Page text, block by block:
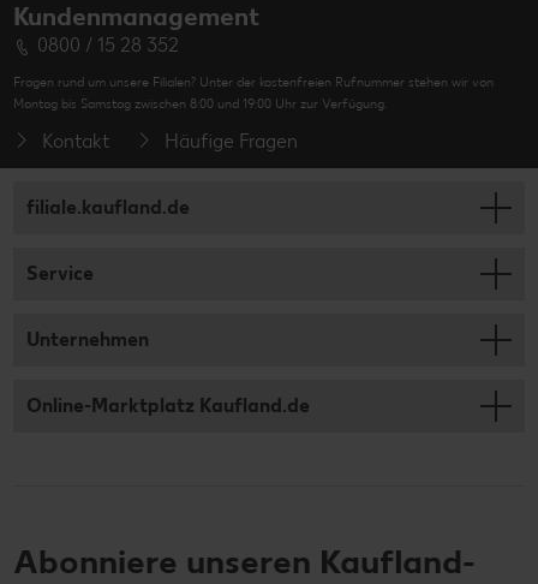
Kundenmanagement
0800 / 15 28 352
Fragen rund um unsere Filialen? Unter der kostenfreien Rufnummer stehen wir von
Montag bis Samstag zwischen 8:00 und 19:00 Uhr zur Verfügung.
Kontakt Häufige Fragen
filiale.kaufland.de
Service
Unternehmen
Online-Marktplatz Kaufland.de
Abonniere unseren Kaufland-